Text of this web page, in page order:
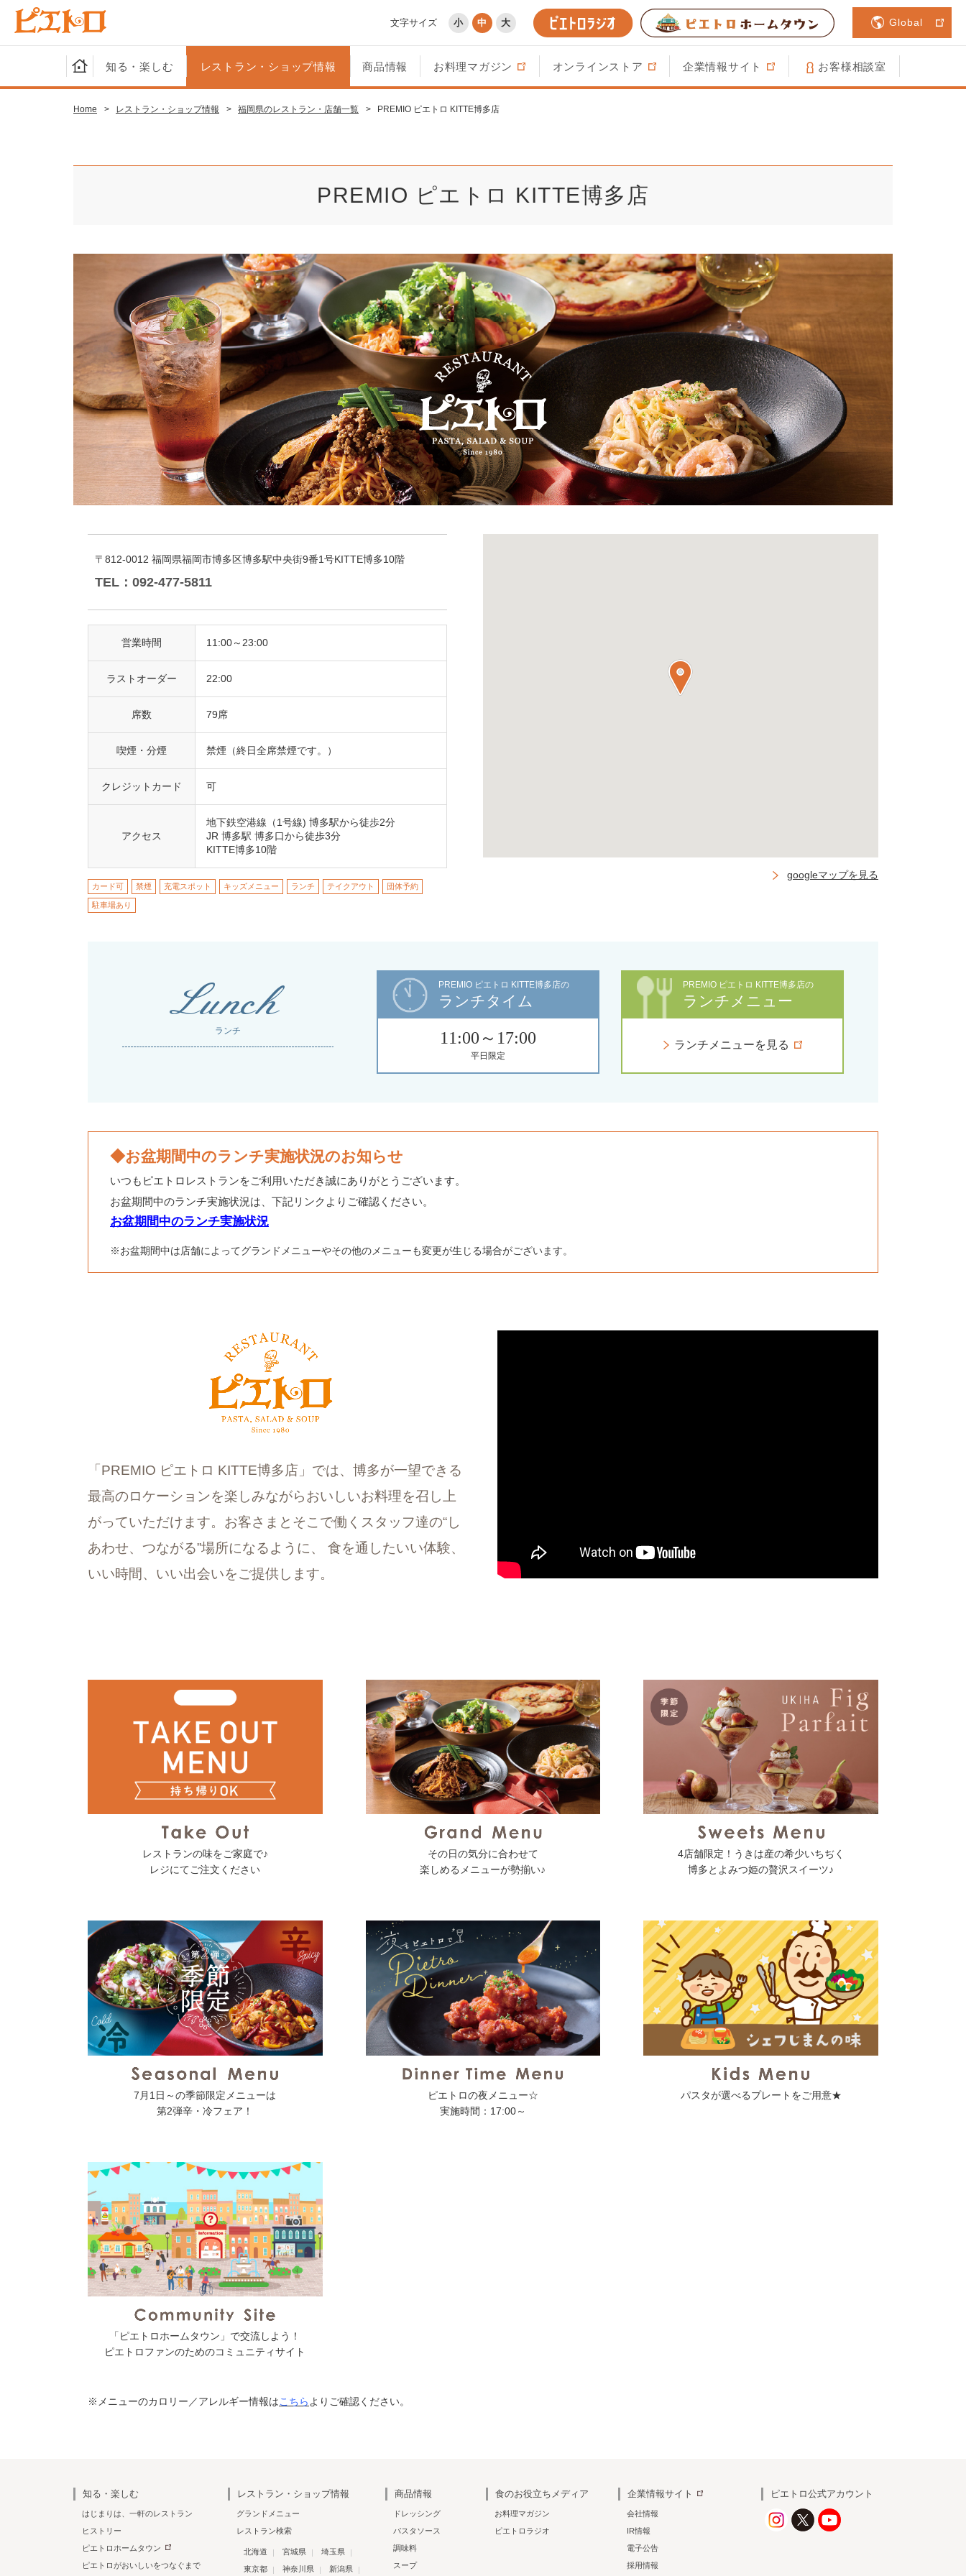
文字サイズ 小 中 大 Global
知る・楽しむ レストラン・ショップ情報 商品情報 お料理マガジン オンラインストア 企業情報サイト お客様相談室
Home > レストラン・ショップ情報 > 福岡県のレストラン・店舗一覧 > PREMIO ピエトロ KITTE博多店
PREMIO ピエトロ KITTE博多店
〒812-0012 福岡県福岡市博多区博多駅中央街9番1号KITTE博多10階
TEL：092-477-5811
営業時間 11:00～23:00
ラストオーダー 22:00
席数 79席
喫煙・分煙 禁煙（終日全席禁煙です。）
クレジットカード 可
アクセス
地下鉄空港線（1号線) 博多駅から徒歩2分
JR 博多駅 博多口から徒歩3分
KITTE博多10階
カード可 禁煙 充電スポット キッズメニュー ランチ テイクアウト 団体予約
駐車場あり
googleマップを見る
Lunch
ランチ
PREMIO ピエトロ KITTE博多店の
ランチタイム
11:00～17:00
平日限定
PREMIO ピエトロ KITTE博多店の
ランチメニュー
ランチメニューを見る
◆お盆期間中のランチ実施状況のお知らせ
いつもピエトロレストランをご利用いただき誠にありがとうございます。
お盆期間中のランチ実施状況は、下記リンクよりご確認ください。
お盆期間中のランチ実施状況
※お盆期間中は店舗によってグランドメニューやその他のメニューも変更が生じる場合がございます。
「PREMIO ピエトロ KITTE博多店」では、博多が一望できる
最高のロケーションを楽しみながらおいしいお料理を召し上
がっていただけます。お客さまとそこで働くスタッフ達の“し
あわせ、つながる”場所になるように、 食を通したいい体験、
いい時間、いい出会いをご提供します。
レストランの味をご家庭で♪
レジにてご注文ください
その日の気分に合わせて
楽しめるメニューが勢揃い♪
4店舗限定！うきは産の希少いちぢく
博多とよみつ姫の贅沢スイーツ♪
7月1日～の季節限定メニューは
第2弾辛・冷フェア！
ピエトロの夜メニュー☆
実施時間：17:00～
パスタが選べるプレートをご用意★
「ピエトロホームタウン」で交流しよう！
ピエトロファンのためのコミュニティサイト
※メニューのカロリー／アレルギー情報はこちらよりご確認ください。
知る・楽しむ
はじまりは、一軒のレストラン
ヒストリー
ピエトロホームタウン
ピエトロがおいしいをつなぐまで
レストラン・ショップ情報
グランドメニュー
レストラン検索
北海道 宮城県
埼玉県
東京都
神奈川県 新潟県
商品情報
ドレッシング
パスタソース
調味料
スープ
食のお役立ちメディア
お料理マガジン
ピエトロラジオ
企業情報サイト
会社情報
IR情報
電子公告
採用情報
ピエトロ公式アカウント